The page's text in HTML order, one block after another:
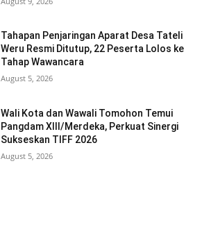
Tahapan Penjaringan Aparat Desa Tateli
Weru Resmi Ditutup, 22 Peserta Lolos ke
Tahap Wawancara
August 5, 2026
Wali Kota dan Wawali Tomohon Temui
Pangdam XIII/Merdeka, Perkuat Sinergi
Sukseskan TIFF 2026
August 5, 2026